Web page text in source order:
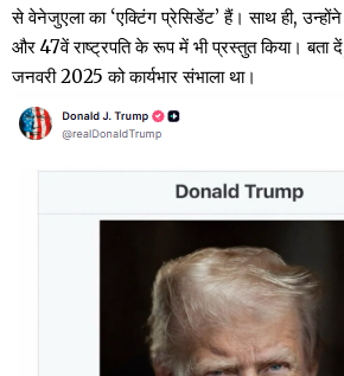
से वेनेजुएला का ‘एक्टिंग प्रेसिडेंट’ हैं। साथ ही,
और 47वें राष्ट्रपति के रूप में भी प्रस्तुत किया। बता
जनवरी 2025 को कार्यभार संभाला था।